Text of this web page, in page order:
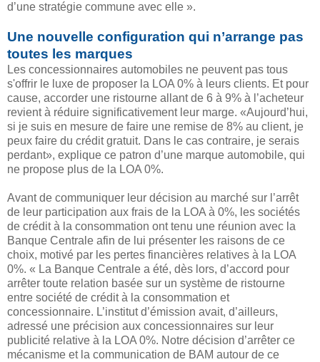
d’une stratégie commune avec elle ».
Une nouvelle configuration qui n’arrange pas
toutes les marques
Les concessionnaires automobiles ne peuvent pas tous
s'offrir le luxe de proposer la LOA 0% à leurs clients. Et pour
cause, accorder une ristourne allant de 6 à 9% à l’acheteur
revient à réduire significativement leur marge. «Aujourd’hui,
si je suis en mesure de faire une remise de 8% au client, je
peux faire du crédit gratuit. Dans le cas contraire, je serais
perdant», explique ce patron d’une marque automobile, qui
ne propose plus de la LOA 0%.
Avant de communiquer leur décision au marché sur l’arrêt
de leur participation aux frais de la LOA à 0%, les sociétés
de crédit à la consommation ont tenu une réunion avec la
Banque Centrale afin de lui présenter les raisons de ce
choix, motivé par les pertes financières relatives à la LOA
0%. « La Banque Centrale a été, dès lors, d’accord pour
arrêter toute relation basée sur un système de ristourne
entre société de crédit à la consommation et
concessionnaire. L’institut d’émission avait, d’ailleurs,
adressé une précision aux concessionnaires sur leur
publicité relative à la LOA 0%. Notre décision d’arrêter ce
mécanisme et la communication de BAM autour de ce